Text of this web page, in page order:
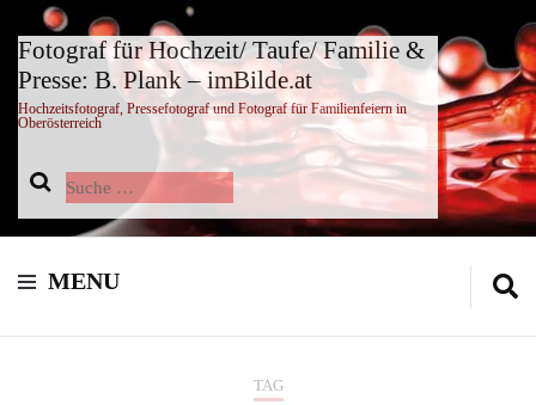
Fotograf für Hochzeit/ Taufe/ Familie &
Presse: B. Plank – imBilde.at
Hochzeitsfotograf, Pressefotograf und Fotograf für Familienfeiern in
Oberösterreich
Suche
nach:
MENU
TAG